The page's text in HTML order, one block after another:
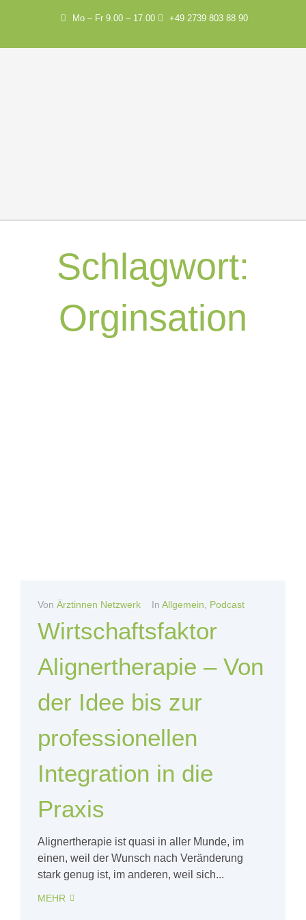
Mo – Fr 9.00 – 17.00 +49 2739 803 88 90
Schlagwort:
Orginsation
Von Ärztinnen Netzwerk In Allgemein Podcast
Wirtschaftsfaktor
Alignertherapie – Von
der Idee bis zur
professionellen
Integration in die
Praxis
Alignertherapie ist quasi in aller Munde, im
einen, weil der Wunsch nach Veränderung
stark genug ist, im anderen, weil sich...
MEHR